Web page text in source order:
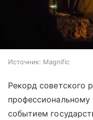
Источник: Magnific
Рекорд советского
профессиональному
событием